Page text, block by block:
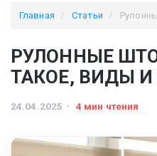
Главная Статьи Рулонные
РУЛОННЫЕ
ТАКОЕ, ВИДЫ
24.04.2025 4 мин чтения